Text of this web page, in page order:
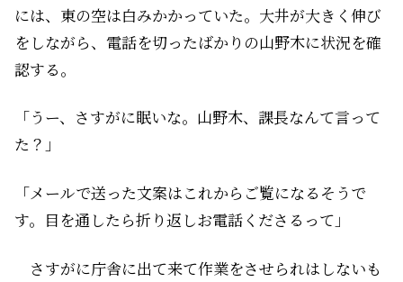
には、東の空は白みかかっていた。大井が大きく伸び
をしながら、電話を切ったばかりの山野木に状況を確
認する。
「うー、さすがに眠いな。山野木、課長なんて言って
た？」
「メールで送った文案はこれからご覧になるそうで
す。目を通したら折り返しお電話くださるって」
さすがに庁舎に出て来て作業をさせられはしないも